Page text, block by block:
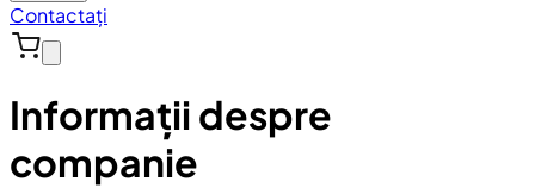
Contactați
Informații despre
companie